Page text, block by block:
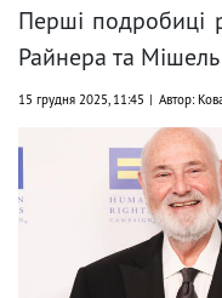
Перші подробиці
Райнера та Мішель
15 грудня 2025, 11:45 Автор: